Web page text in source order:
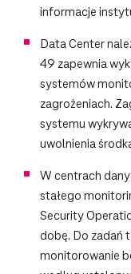
informacje
Data Center
49 zapewnia
systemów
zagrożeniach.
systemu
uwolnienia
W centrach
stałego
Security
dobę. Do zadań
monitorowanie